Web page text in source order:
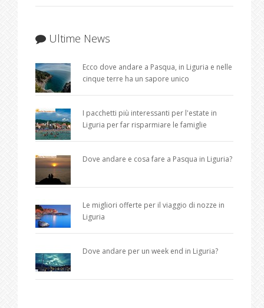
Ultime News
Ecco dove andare a Pasqua, in Liguria e nelle
cinque terre ha un sapore unico
I pacchetti più interessanti per l'estate in
Liguria per far risparmiare le famiglie
Dove andare e cosa fare a Pasqua in Liguria?
Le migliori offerte per il viaggio di nozze in
Liguria
Dove andare per un week end in Liguria?